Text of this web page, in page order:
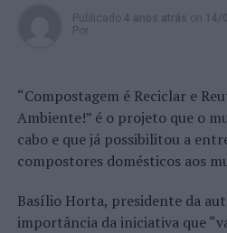
Publicado 4 anos atrás on 14/
Por
“Compostagem é Reciclar e
Ambiente!” é o projeto que o
cabo e que já possibilitou a
compostores domésticos aos
Basílio Horta, presidente da
importância da iniciativa que